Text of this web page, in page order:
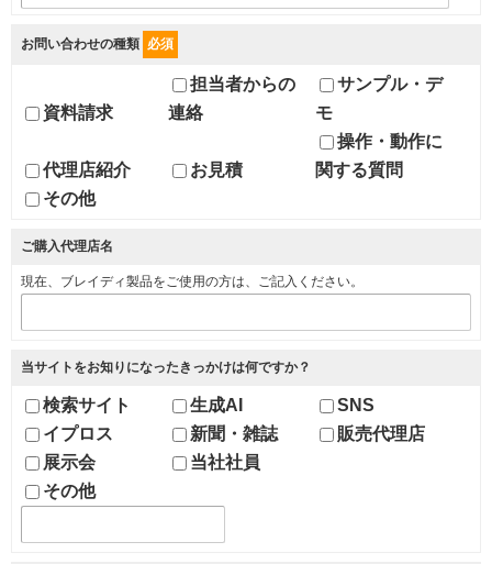
お問い合わせの種類 必須
資料請求
担当者からの
連絡
サンプル・デ
モ
代理店紹介 お見積
操作・動作に
関する質問
その他
ご購入代理店名
現在、ブレイディ製品をご使用の方は、ご記入ください。
当サイトをお知りになったきっかけは何ですか？
検索サイト 生成AI
SNS
イプロス
新聞・雑誌
販売代理店
展示会
当社社員
その他